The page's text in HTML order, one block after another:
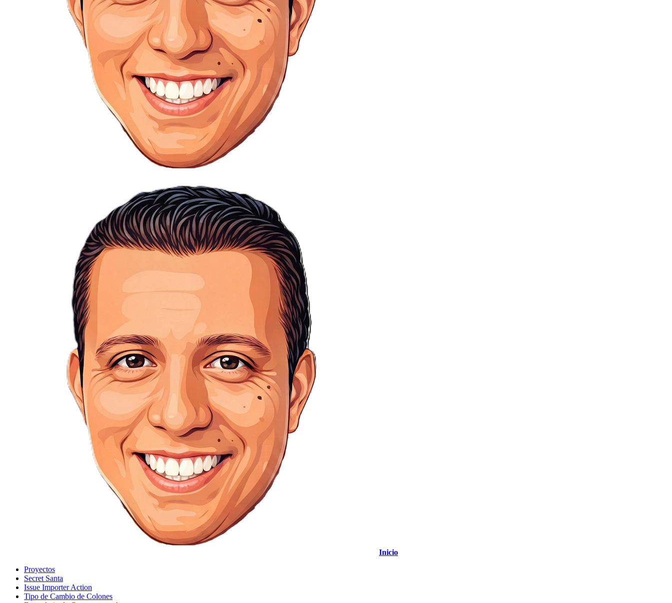
Inicio
Proyectos
Secret Santa
Issue Importer Action
Tipo de Cambio de Colones